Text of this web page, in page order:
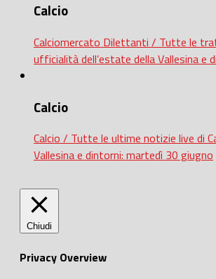
Calcio
Calciomercato Dilettanti / Tutte le
ufficialità dell’estate della Vallesina e
Calcio
Calcio / Tutte le ultime notizie live di
Vallesina e dintorni: martedì 30 giugno
Chiudi
Privacy Overview